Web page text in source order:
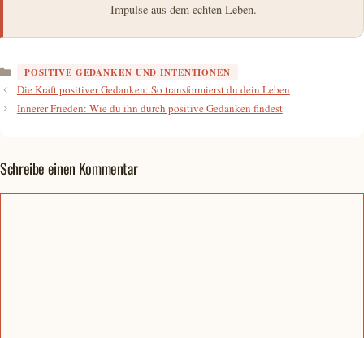
Impulse aus dem echten Leben.
Kategorien
POSITIVE GEDANKEN UND INTENTIONEN
Die Kraft positiver Gedanken: So transformierst du dein Leben
Innerer Frieden: Wie du ihn durch positive Gedanken findest
Schreibe einen Kommentar